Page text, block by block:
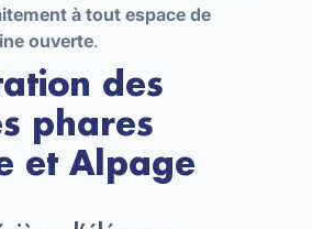
à tout espace de
ouverte.
des
phares
et Alpage